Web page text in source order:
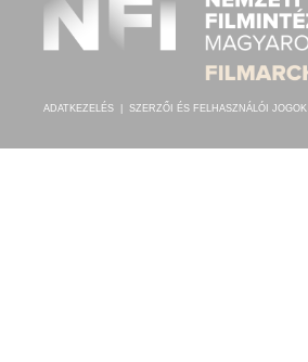
ADATKEZELÉS SZERZŐI ÉS FELHASZNÁLÓI JOGOK